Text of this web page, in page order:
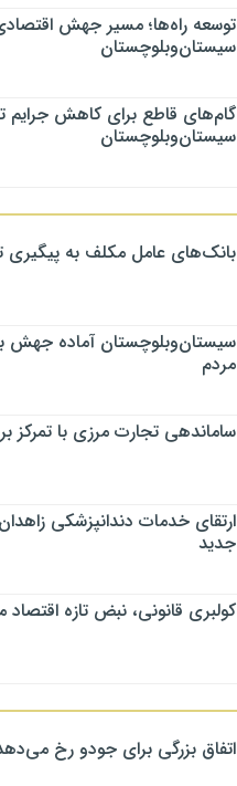
توسعه راه‌ها؛ مسیر جهش
سیستان‌وبلوچستان
گام‌های قاطع برای کاهش جرایم
سیستان‌وبلوچستان
بانک‌های عامل مکلف به پیگیری
سیستان‌وبلوچستان آماده جهش
مردم
ساماندهی تجارت مرزی با تمرکز
ارتقای خدمات دندانپزشکی
جدید
کولبری قانونی، نبض تازه اقتصاد
اتفاق بزرگی برای جودو رخ